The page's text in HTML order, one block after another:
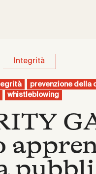
Integrità
prevenzione della
whistleblowing